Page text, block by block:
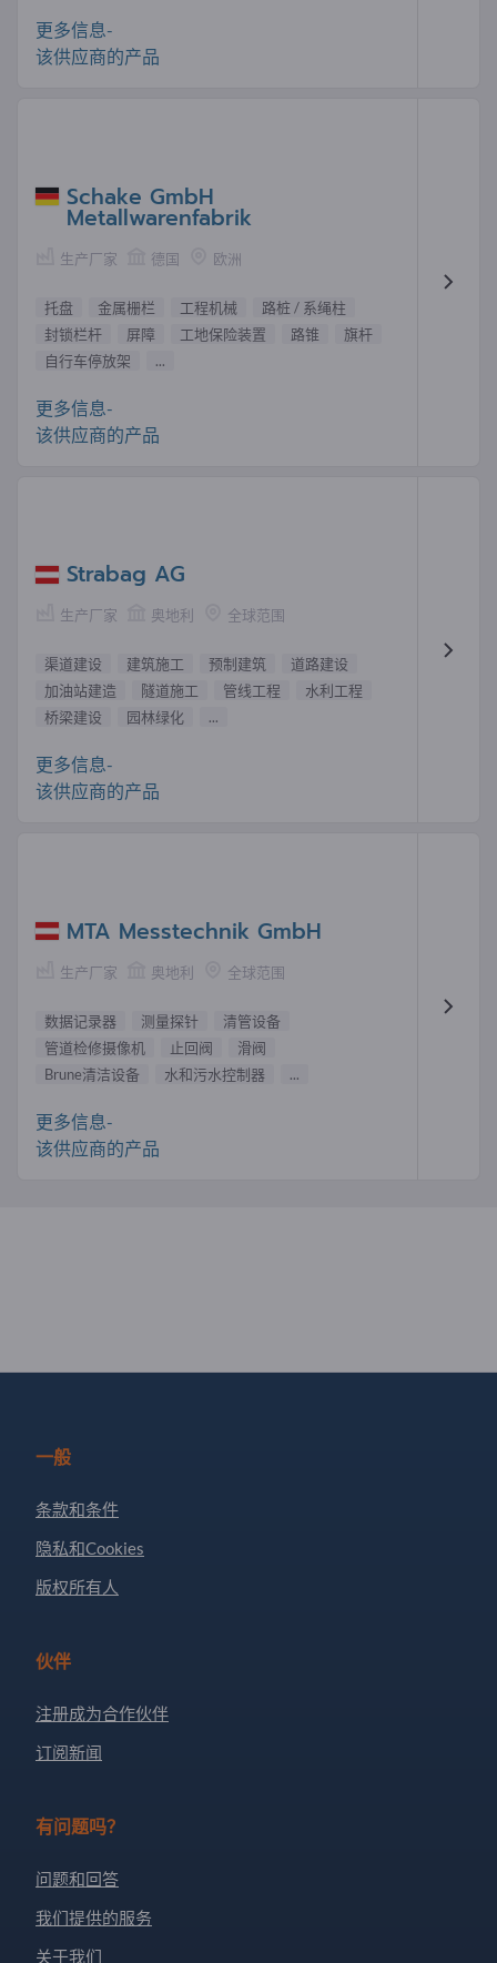
更多信息-
该供应商的产品
Schake GmbH
Metallwarenfabrik
生产厂家 德国 欧洲
托盘 金属栅栏 工程机械
路桩 / 系绳柱
封锁栏杆
屏障 工地保险装置 路锥
旗杆
自行车停放架
...
更多信息-
该供应商的产品
Strabag AG
生产厂家 奥地利 全球范围
渠道建设 建筑施工 预制建筑
道路建设
加油站建造
隧道施工 管线工程
水利工程
桥梁建设
园林绿化 ...
更多信息-
该供应商的产品
MTA Messtechnik GmbH
生产厂家 奥地利 全球范围
数据记录器 测量探针
清管设备
管道检修摄像机
止回阀
滑阀
Brune清洁设备
水和污水控制器 ...
更多信息-
该供应商的产品
一般
条款和条件
隐私和Cookies
版权所有人
伙伴
注册成为合作伙伴
订阅新闻
有问题吗？
问题和回答
我们提供的服务
关于我们